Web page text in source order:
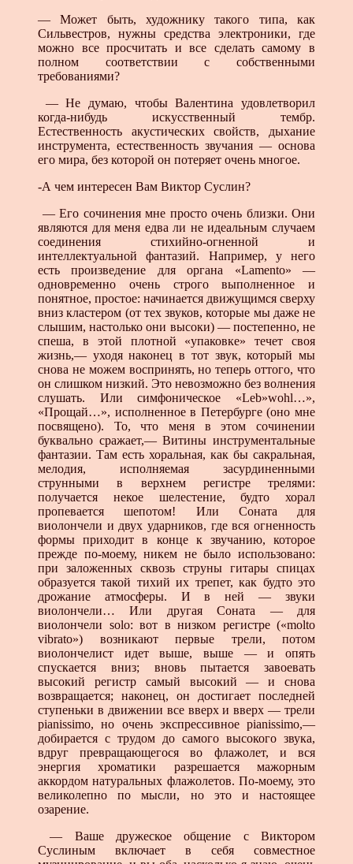
— Может быть, художнику такого типа, как
Сильвестров, нужны средства электроники, где
можно все просчитать и все сделать самому в
полном соответствии с собственными
требованиями?
— Не думаю, чтобы Валентина удовлетворил
когда-нибудь искусственный тембр.
Естественность акустических свойств, дыхание
инструмента, естественность звучания — основа
его мира, без которой он потеряет очень многое.
-А чем интересен Вам Виктор Суслин?
— Его сочинения мне просто очень близки. Они
являются для меня едва ли не идеальным случаем
соединения стихийно-огненной и
интеллектуальной фантазий. Например, у него
есть произведение для органа «Lamento» —
одновременно очень строго выполненное и
понятное, простое: начинается движущимся сверху
вниз кластером (от тех звуков, которые мы даже не
слышим, настолько они высоки) — постепенно, не
спеша, в этой плотной «упаковке» течет своя
жизнь,— уходя наконец в тот звук, который мы
снова не можем воспринять, но теперь оттого, что
он слишком низкий. Это невозможно без волнения
слушать. Или симфоническое «Leb»wohl…»,
«Прощай…», исполненное в Петербурге (оно мне
посвящено). То, что меня в этом сочинении
буквально сражает,— Витины инструментальные
фантазии. Там есть хоральная, как бы сакральная,
мелодия, исполняемая засурдиненными
струнными в верхнем регистре трелями:
получается некое шелестение, будто хорал
пропевается шепотом! Или Соната для
виолончели и двух ударников, где вся огненность
формы приходит в конце к звучанию, которое
прежде по-моему, никем не было использовано:
при заложенных сквозь струны гитары спицах
образуется такой тихий их трепет, как будто это
дрожание атмосферы. И в ней — звуки
виолончели… Или другая Соната — для
виолончели solo: вот в низком регистре («molto
vibrato») возникают первые трели, потом
виолончелист идет выше, выше — и опять
спускается вниз; вновь пытается завоевать
высокий регистр самый высокий — и снова
возвращается; наконец, он достигает последней
ступеньки в движении все вверх и вверх — трели
pianissimo, но очень экспрессивное pianissimo,—
добирается с трудом до самого высокого звука,
вдруг превращающегося во флажолет, и вся
энергия хроматики разрешается мажорным
аккордом натуральных флажолетов. По-моему, это
великолепно по мысли, но это и настоящее
озарение.
— Ваше дружеское общение с Виктором
Суслиным включает в себя совместное